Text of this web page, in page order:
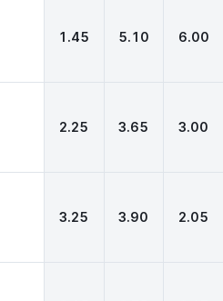
1.45 5.10 6.00
2.25 3.65 3.00
3.25 3.90 2.05